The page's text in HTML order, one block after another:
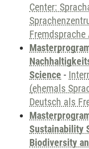
Center:
Fremdsprache
Science -
(ehemals
Deutsch als
Sustainability
Biodiversity